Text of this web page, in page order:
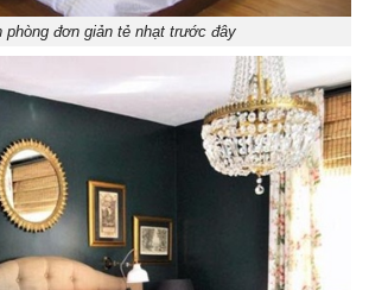
phòng đơn giản tẻ nhạt trước đây